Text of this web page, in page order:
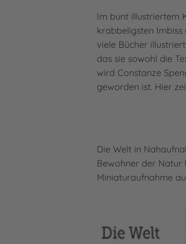
Im bunt illustriertem
krabbeligsten
viele Bücher
das sie sowohl die
wird Constanze
geworden ist. Hier
Die Welt in
Bewohner der Natur
Miniaturaufnahme